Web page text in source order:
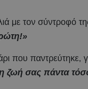
με τον σύντροφό
που παντρεύτηκε,
ζωή σας πάντα